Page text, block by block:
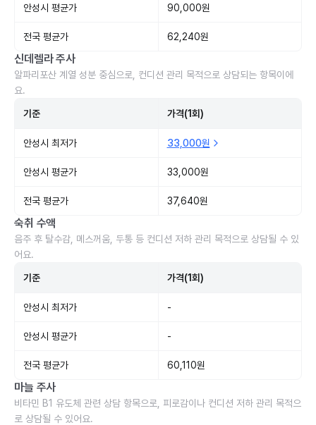
안성시 평균가 90,000원
전국 평균가 62,240원
신데렐라 주사
알파리포산 계열 성분 중심으로, 컨디션 관리 목적으로 상담되는 항목이에
요.
기준 가격(1회)
안성시 최저가 33,000원
안성시 평균가 33,000원
전국 평균가 37,640원
숙취 수액
음주 후 탈수감, 메스꺼움, 두통 등 컨디션 저하 관리 목적으로 상담될 수 있
어요.
기준 가격(1회)
안성시 최저가 -
안성시 평균가 -
전국 평균가 60,110원
마늘 주사
비타민 B1 유도체 관련 상담 항목으로, 피로감이나 컨디션 저하 관리 목적으
로 상담될 수 있어요.